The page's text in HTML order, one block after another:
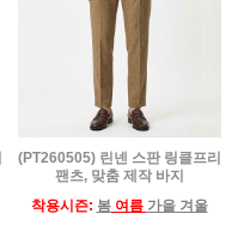
(PT260505) 린넨 스판 링클프리
팬츠, 맞춤 제작 바지
착용시즌: 봄여름 가을 겨울